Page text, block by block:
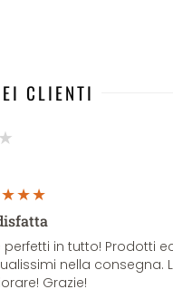
CLIENTI
perfetti in tutto! Prodotti
nella consegna.
Grazie!